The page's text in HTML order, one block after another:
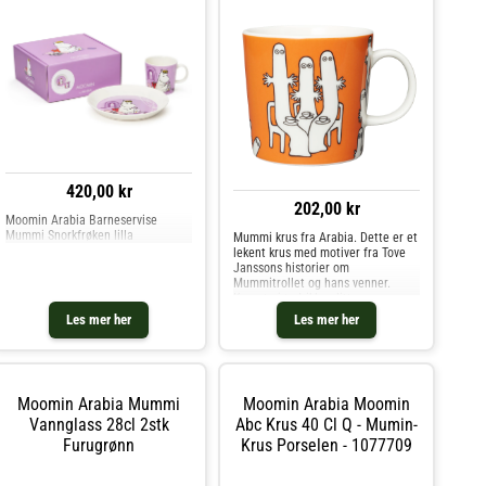
420,00 kr
Les mer her
Moomin Arabia Barneservise
Mummi Snorkfrøken lilla
202,00 kr
Les mer her
Mummi krus fra Arabia. Dette er et
lekent krus med motiver fra Tove
Janssons historier om
Mummitrollet og hans venner.
Kruset gjør drikken litt
morsommere, det er en perfekt
dåpsgave eller en gave til Mummi-
samleren. Designet av Tove Slotte.
Moomin Arabia Mummi
Vannglass 28cl 2stk
Furugrønn
Moomin Arabia Moomin
Abc Krus 40 Cl Q - Mumin-
Krus Porselen - 1077709